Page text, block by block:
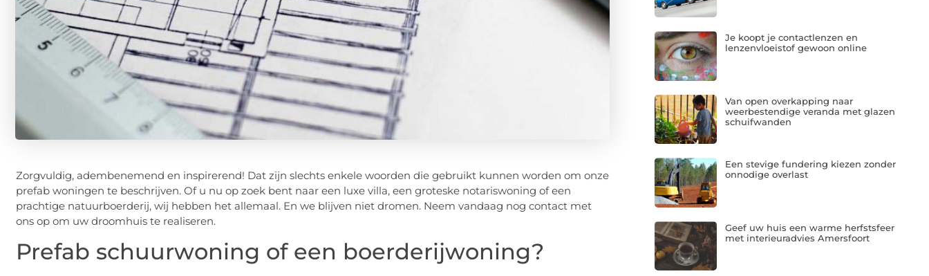
Zorgvuldig, adembenemend en inspirerend! Dat zijn slechts enkele woorden die gebruikt kunnen worden om onze
prefab woningen te beschrijven. Of u nu op zoek bent naar een luxe villa, een groteske notariswoning of een
prachtige natuurboerderij, wij hebben het allemaal. En we blijven niet dromen. Neem vandaag nog contact met
ons op om uw droomhuis te realiseren.
Prefab schuurwoning of een boerderijwoning?
Je koopt je contactlenzen en
lenzenvloeistof gewoon online
Van open overkapping naar
weerbestendige veranda met glazen
schuifwanden
Een stevige fundering kiezen zonder
onnodige overlast
Geef uw huis een warme herfstsfeer
met interieuradvies Amersfoort